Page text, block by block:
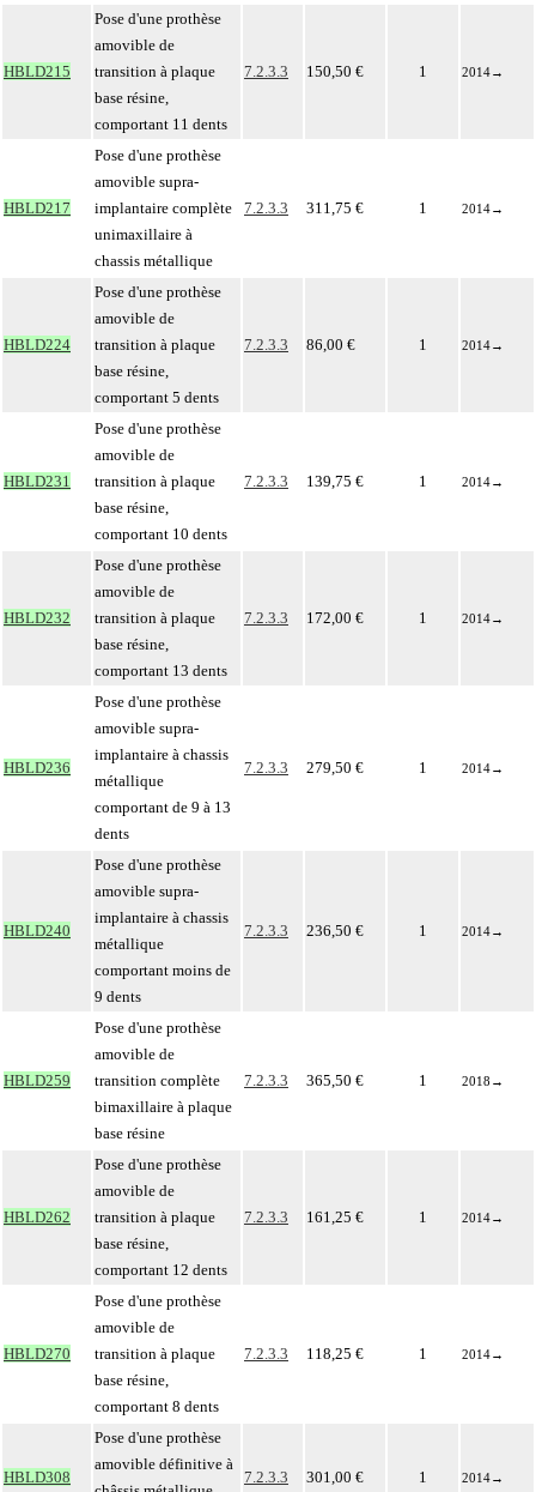
HBLD215
Pose d'une prothèse
amovible de
transition à plaque
base résine,
comportant 11 dents
7.2.3.3 150,50 € 1 2014→
HBLD217
Pose d'une prothèse
amovible supra-
implantaire complète
unimaxillaire à
chassis métallique
7.2.3.3 311,75 € 1 2014→
HBLD224
Pose d'une prothèse
amovible de
transition à plaque
base résine,
comportant 5 dents
7.2.3.3 86,00 € 1 2014→
HBLD231
Pose d'une prothèse
amovible de
transition à plaque
base résine,
comportant 10 dents
7.2.3.3 139,75 € 1 2014→
HBLD232
Pose d'une prothèse
amovible de
transition à plaque
base résine,
comportant 13 dents
7.2.3.3 172,00 € 1 2014→
HBLD236
Pose d'une prothèse
amovible supra-
implantaire à chassis
métallique
comportant de 9 à 13
dents
7.2.3.3 279,50 € 1 2014→
HBLD240
Pose d'une prothèse
amovible supra-
implantaire à chassis
métallique
comportant moins de
9 dents
7.2.3.3 236,50 € 1 2014→
HBLD259
Pose d'une prothèse
amovible de
transition complète
bimaxillaire à plaque
base résine
7.2.3.3 365,50 € 1 2018 →
HBLD262
Pose d'une prothèse
amovible de
transition à plaque
base résine,
comportant 12 dents
7.2.3.3 161,25 € 1 2014→
HBLD270
Pose d'une prothèse
amovible de
transition à plaque
base résine,
comportant 8 dents
7.2.3.3 118,25 € 1 2014→
HBLD308
Pose d'une prothèse
amovible définitive à
7.2.3.3 301,00 € 1 2014→